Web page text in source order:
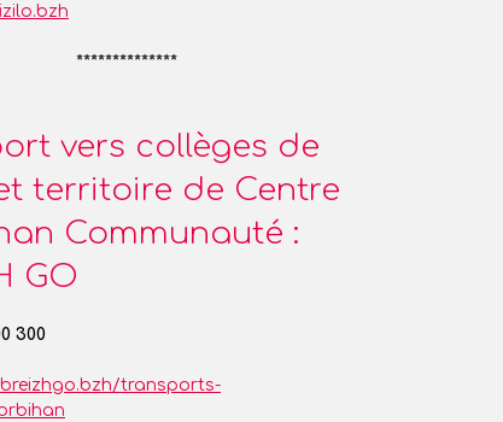
**************
vers collèges de
territoire de Centre
Communauté :
GO
300
transports-